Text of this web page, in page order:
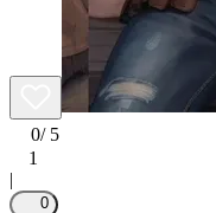
0/ 5
1
|
0